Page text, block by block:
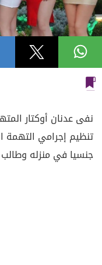
نفى عدنان أوكتار
تنظيم إجرامي التهمة
جنسيا في منزله